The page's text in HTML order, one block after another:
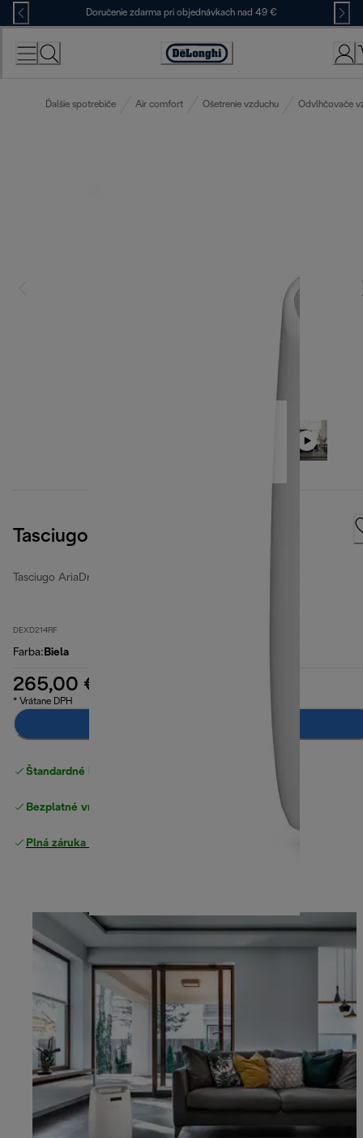
Skip
to
Content
Doručenie zdarma pri objednávkach nad 49 €
Accessibility
Ďalšie spotrebiče Air comfort Ošetrenie vzduchu Odvlhčovače
Tasciugo AriaDry Multi
Tasciugo AriaDry Multi
DEXD214RF
Farba: Biela
265,00 €
* Vrátane DPH
Štandardné bezplatné doručenie
Bezplatné vrátenie tovaru
Plná záruka výrobcu